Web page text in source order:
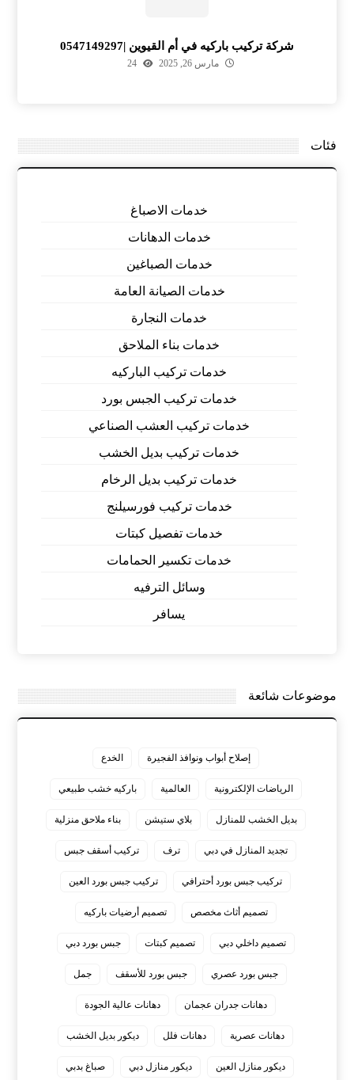
شركة تركيب باركيه في أم القيوين |0547149297
مارس 26, 2025 24
فئات
خدمات الاصباغ
خدمات الدهانات
خدمات الصباغين
خدمات الصيانة العامة
خدمات النجارة
خدمات بناء الملاحق
خدمات تركيب الباركيه
خدمات تركيب الجبس بورد
خدمات تركيب العشب الصناعي
خدمات تركيب بديل الخشب
خدمات تركيب بديل الرخام
خدمات تركيب فورسيلنج
خدمات تفصيل كبتات
خدمات تكسير الحمامات
وسائل الترفيه
يسافر
موضوعات شائعة
إصلاح أبواب ونوافذ الفجيرة الخدع
الرياضات الإلكترونية العالمية باركيه خشب طبيعي
بديل الخشب للمنازل بلاي ستيشن بناء ملاحق منزلية
تجديد المنازل في دبي ترف تركيب أسقف جبس
تركيب جبس بورد أحترافي تركيب جبس بورد العين
تصميم أثاث مخصص تصميم أرضيات باركيه
تصميم داخلي دبي تصميم كبتات جبس بورد دبي
جبس بورد عصري جبس بورد للأسقف جمل
دهانات جدران عجمان دهانات عالية الجودة
دهانات عصرية دهانات فلل ديكور بديل الخشب
ديكور منازل العين ديكور منازل دبي صباغ بدبي